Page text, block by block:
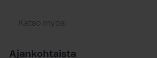
Katso myös:
Ajankohtaista